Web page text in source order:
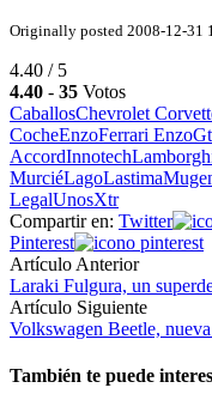
Originally posted 2008-12-31
4.40 / 5
4.40 - 35 Votos
CaballosChevrolet
CocheEnzoFerrari Enzo
AccordInnotech
MurciéLagoLastima
LegalUnosXtr
Compartir en: Twitter
Pinterest
Artículo Anterior
Laraki Fulgura, un
Artículo Siguiente
Volkswagen Beetle,
También te puede